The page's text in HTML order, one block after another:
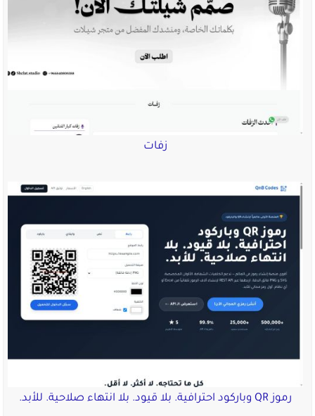
زفات
رموز QR وباركود احترافية. بلا قيود. بلا انتهاء صلاحية. للأبد.